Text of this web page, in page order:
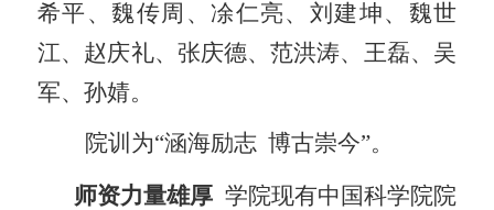
希平、魏传周、凃仁亮、刘建坤、魏世
江、赵庆礼、张庆德、范洪涛、王磊、吴
军、孙婧。
院训为“涵海励志 博古崇今”。
师资力量雄厚 学院现有中国科学院院